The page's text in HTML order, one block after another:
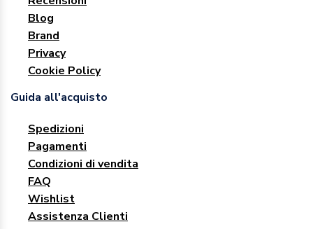
Blog
Brand
Privacy
Cookie Policy
Guida all'acquisto
Spedizioni
Pagamenti
Condizioni di vendita
FAQ
Wishlist
Assistenza Clienti